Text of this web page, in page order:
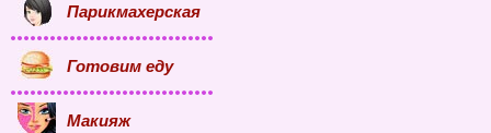
Парикмахерская
Готовим еду
Макияж